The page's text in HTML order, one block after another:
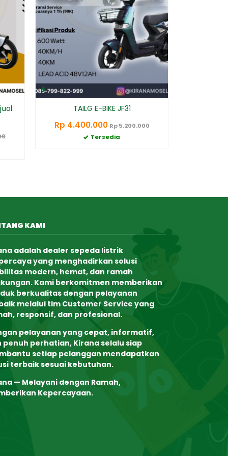
TAILG E-BIKE JF31
Rp 4.400.000Rp 5.200.000
Tersedia
KAMI
adalah dealer sepeda listrik
yang menghadirkan solusi
modern, hemat, dan ramah
Kami berkomitmen memberikan
berkualitas dengan pelayanan
melalui tim Customer Service yang
responsif, dan profesional.
pelayanan yang cepat, informatif,
penuh perhatian, Kirana selalu siap
setiap pelanggan mendapatkan
terbaik sesuai kebutuhan.
— Melayani dengan Ramah,
Kepercayaan.